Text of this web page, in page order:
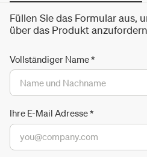
Füllen Sie das Formular aus,
über das Produkt
Vollständiger Name*
Ihre E-Mail Adresse*